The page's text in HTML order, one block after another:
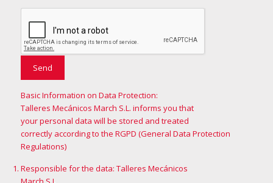
Basic Information on Data Protection:
Talleres Mecánicos March S.L. informs you that
your personal data will be stored and treated
correctly according to the RGPD (General Data Protection
Regulations)
Responsible for the data: Talleres Mecánicos